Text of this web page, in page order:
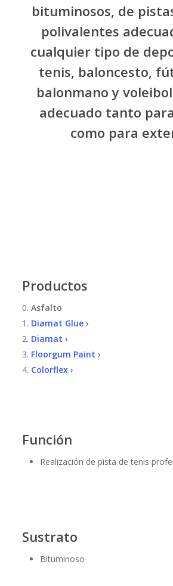
bituminosos, de
polivalentes
cualquier tipo de
tenis, baloncesto,
balonmano y
adecuado tanto
como para
Productos
0.Asfalto
1. Diamat Glue ›
2. Diamat ›
3. Floorgum Paint ›
4. Colorflex ›
Función
Realización de pista de tenis
Sustrato
Bituminoso